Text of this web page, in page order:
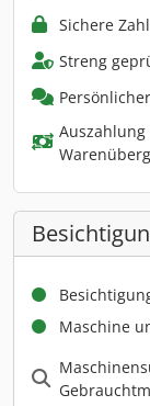
Sichere
Streng
Maschine